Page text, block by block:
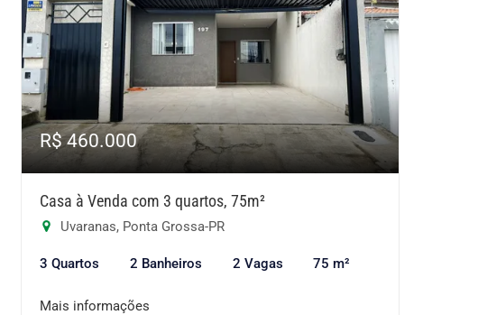
R$ 460.000
Casa à Venda com 3 quartos, 75m²
Uvaranas, Ponta Grossa-PR
3 Quartos 2 Banheiros 2 Vagas 75 m²
Mais informações